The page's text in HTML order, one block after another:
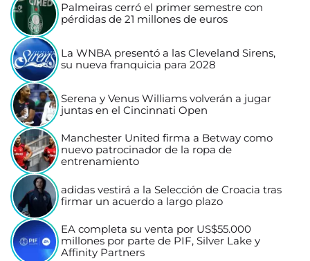
Palmeiras cerró el primer semestre con
pérdidas de 21 millones de euros
La WNBA presentó a las Cleveland Sirens,
su nueva franquicia para 2028
Serena y Venus Williams volverán a jugar
juntas en el Cincinnati Open
Manchester United firma a Betway como
nuevo patrocinador de la ropa de
entrenamiento
adidas vestirá a la Selección de Croacia tras
firmar un acuerdo a largo plazo
EA completa su venta por US$55.000
millones por parte de PIF, Silver Lake y
Affinity Partners